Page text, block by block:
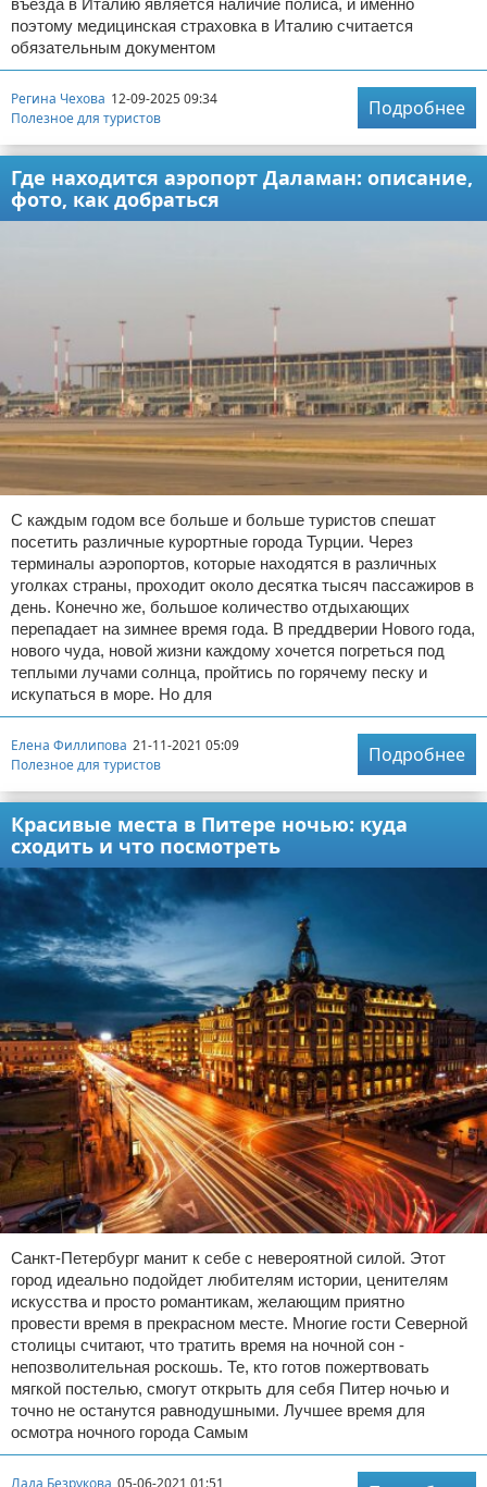
въезда в Италию является наличие полиса, и именно
поэтому медицинская страховка в Италию считается
обязательным документом
Регина Чехова 12-09-2025 09:34
Полезное для туристов
Подробнее
Где находится аэропорт Даламан: описание,
фото, как добраться
С каждым годом все больше и больше туристов спешат
посетить различные курортные города Турции. Через
терминалы аэропортов, которые находятся в различных
уголках страны, проходит около десятка тысяч пассажиров в
день. Конечно же, большое количество отдыхающих
перепадает на зимнее время года. В преддверии Нового года,
нового чуда, новой жизни каждому хочется погреться под
теплыми лучами солнца, пройтись по горячему песку и
искупаться в море. Но для
Елена Филлипова 21-11-2021 05:09
Полезное для туристов
Подробнее
Красивые места в Питере ночью: куда
сходить и что посмотреть
Санкт-Петербург манит к себе с невероятной силой. Этот
город идеально подойдет любителям истории, ценителям
искусства и просто романтикам, желающим приятно
провести время в прекрасном месте. Многие гости Северной
столицы считают, что тратить время на ночной сон -
непозволительная роскошь. Те, кто готов пожертвовать
мягкой постелью, смогут открыть для себя Питер ночью и
точно не останутся равнодушными. Лучшее время для
осмотра ночного города Самым
Лада Безрукова 05-06-2021 01:51